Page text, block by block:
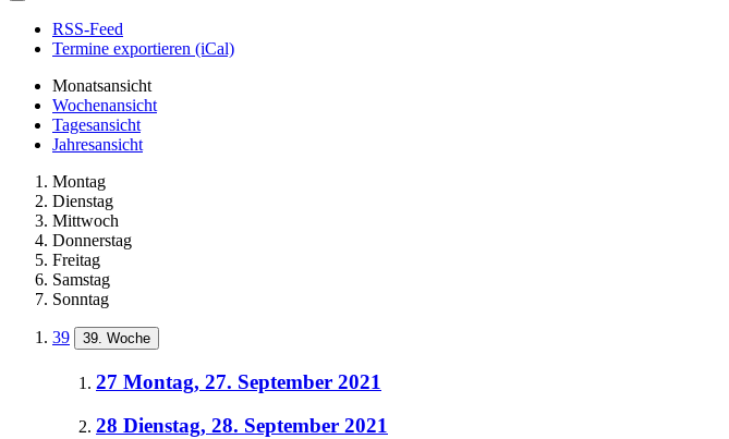
RSS-Feed
Termine exportieren (iCal)
Monatsansicht
Wochenansicht
Tagesansicht
Jahresansicht
Montag
Dienstag
Mittwoch
Donnerstag
Freitag
Samstag
Sonntag
39 39. Woche
27 Montag, 27. September 2021
28 Dienstag, 28. September 2021